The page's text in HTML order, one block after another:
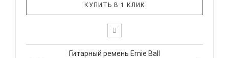
КУПИТЬ В 1 КЛИК
Гитарный ремень Ernie Ball